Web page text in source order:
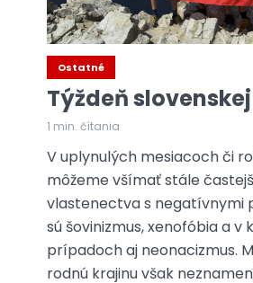
Ostatné
Týždeň
1 min. čítania
V uplynulých mesiacoch či
môžeme všímať stále
vlastenectva s negatívnymi
sú šovinizmus, xenofóbia a v
prípadoch aj neonacizmus.
rodnú krajinu však